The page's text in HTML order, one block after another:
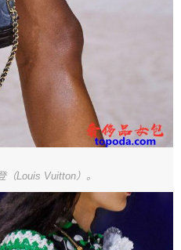
（Louis Vuitton）。